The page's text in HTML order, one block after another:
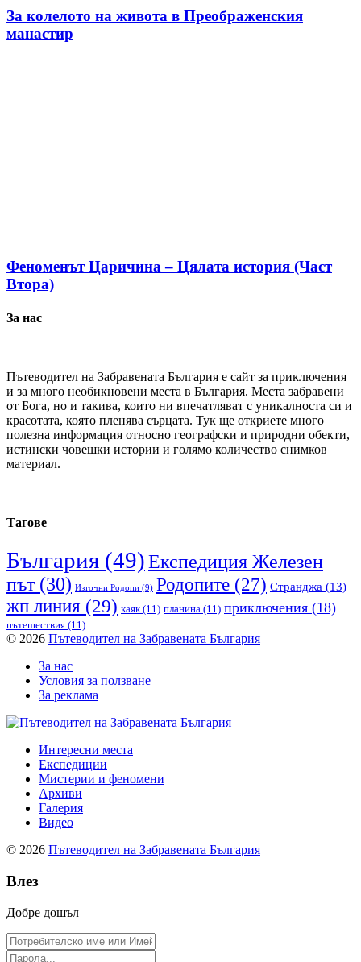
За колелото на живота в Преображенския
манастир
Феноменът Царичина – Цялата история (Част
Втора)
За нас
Пътеводител на Забравената България е сайт за приключения
и за много необикновени места в България. Места забравени
от Бога, но и такива, които ни впечатляват с уникалноста си и
красотата, която пленява сърцата. Тук ще откриете много
полезна информация относно географски и природни обекти,
истински човешки истории и голямо количество снимков
материал.
Тагове
България (49)Експедиция Железен
път(30) Източни Родопи (9) Родопите (27) Странджа (13)
жп линия (29) каяк(11) планина (11) приключения (18)
пътешествия (11)
© 2026 Пътеводител на Забравената България
За нас
Условия за ползване
За реклама
Интересни места
Експедиции
Мистерии и феномени
Архиви
Галерия
Видео
© 2026 Пътеводител на Забравената България
Влез
Добре дошъл